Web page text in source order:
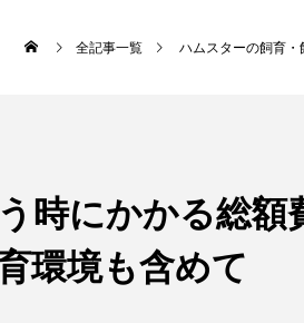
全記事一覧 ハムスターの飼育・
時にかかる総額
環境も含めて